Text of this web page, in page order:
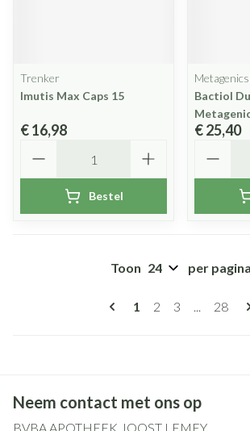
Trenker
Imutis Max Caps 15
€ 16,98
Bestel
Metagenics
Bactiol
€ 25,40
Pagina's
U lees momenteel
1 Pagina
2 Pagina
3 ... Pagina
28
Toon per pagina
Neem contact met ons op
BVBA APOTHEEK JOOST LEMEY